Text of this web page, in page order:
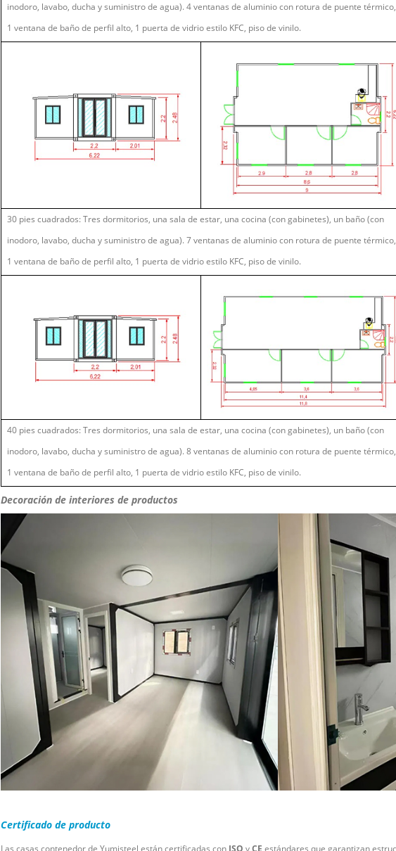
inodoro, lavabo, ducha y suministro de agua). 4 ventanas de aluminio con rotura de puente térmico,
1 ventana de baño de perfil alto, 1 puerta de vidrio estilo KFC, piso de vinilo.
30 pies cuadrados: Tres dormitorios, una sala de estar, una cocina (con gabinetes), un baño (con
inodoro, lavabo, ducha y suministro de agua). 7 ventanas de aluminio con rotura de puente térmico,
1 ventana de baño de perfil alto, 1 puerta de vidrio estilo KFC, piso de vinilo.
40 pies cuadrados: Tres dormitorios, una sala de estar, una cocina (con gabinetes), un baño (con
inodoro, lavabo, ducha y suministro de agua). 8 ventanas de aluminio con rotura de puente térmico,
1 ventana de baño de perfil alto, 1 puerta de vidrio estilo KFC, piso de vinilo.
Decoración de interiores de productos
Certificado de producto